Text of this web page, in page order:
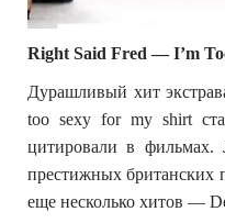
Right Said Fred — I’m
Дурашливый хит
too sexy for my shirt
цитировали в фильмах.
престижных британских
еще несколько хитов —